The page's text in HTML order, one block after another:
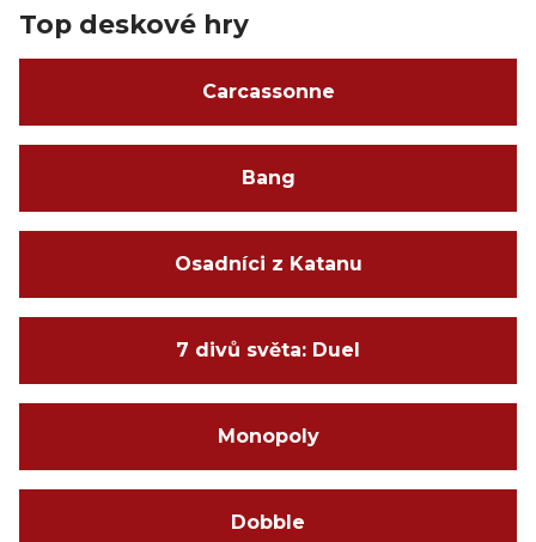
Top deskové hry
Carcassonne
Bang
Osadníci z Katanu
7 divů světa: Duel
Monopoly
Dobble